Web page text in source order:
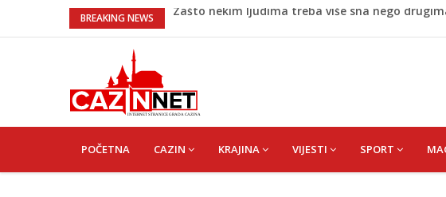
BREAKING NEWS
Barbarez o igračima iz dijaspore: Da su
pripadali
Državljanka BiH teško povrijeđena u
u zid
Zašto nekim ljudima treba više sna nego
NAVIGATION
POČETNA CAZIN KRAJINA VIJESTI SPORT